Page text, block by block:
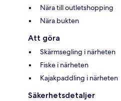
Nära till outletshopping
Nära bukten
Att göra
Skärmsegling i närheten
Fiske i närheten
Kajakpaddling i närheten
Säkerhetsdetaljer